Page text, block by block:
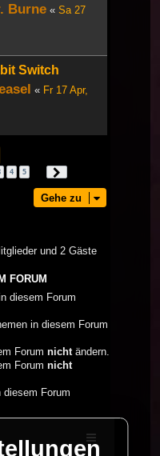
Burne « Sa 27
Switch
« Fr 17 Apr,
4 5
Gehe zu
und 2 Gäste
FORUM
diesem Forum
in diesem Forum
Forum nichtändern.
Forum nicht
diesem Forum